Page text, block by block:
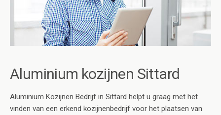
Aluminium kozijnen Sittard
Aluminium Kozijnen Bedrijf in Sittard helpt u graag met het
vinden van een erkend kozijnenbedrijf voor het plaatsen van